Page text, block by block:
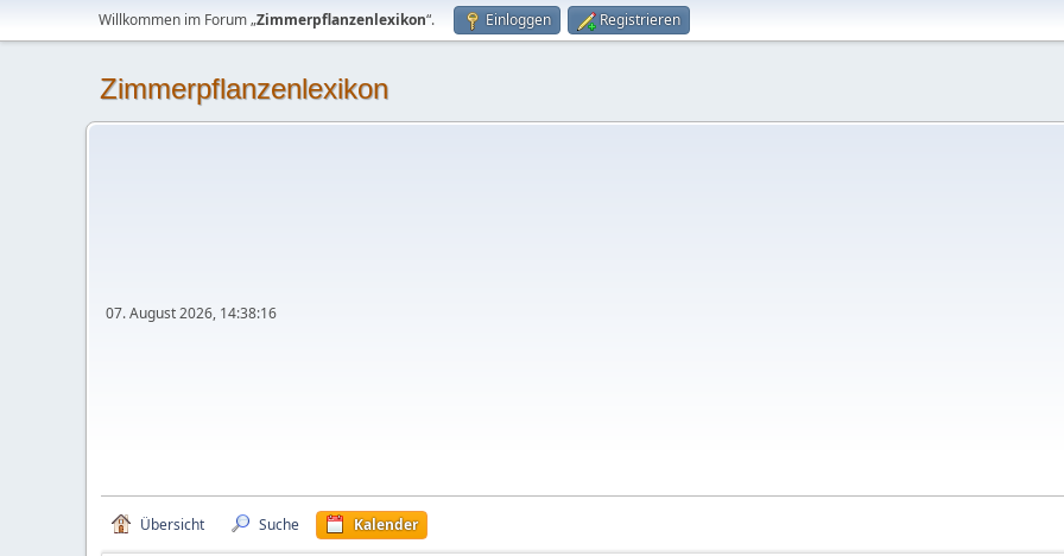
Willkommen im Forum „Zimmerpflanzenlexikon“. Einloggen Registrieren
Zimmerpflanzenlexikon
07. August 2026, 14:38:16
Übersicht Suche Kalender